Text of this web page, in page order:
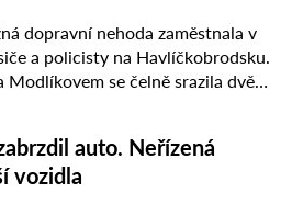
dopravní nehoda zaměstnala v
a policisty na Havlíčkobrodsku.
se čelně srazila dvě
auto. Neřízená
vozidla